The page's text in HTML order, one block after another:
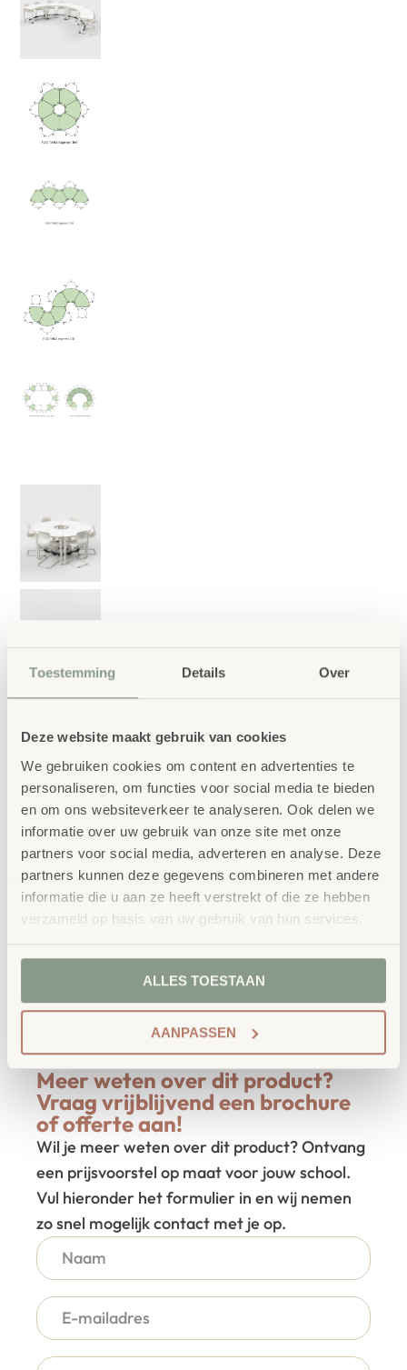
Toestemming Details Over
Deze website maakt gebruik van cookies
We gebruiken cookies om content en advertenties te
personaliseren, om functies voor social media te bieden
en om ons websiteverkeer te analyseren. Ook delen we
informatie over uw gebruik van onze site met onze
partners voor social media, adverteren en analyse. Deze
partners kunnen deze gegevens combineren met andere
informatie die u aan ze heeft verstrekt of die ze hebben
verzameld op basis van uw gebruik van hun services.
ALLES TOESTAAN
AANPASSEN
Flex Segment Tafel 360
NIEUW– OnzeFLEX Tabe SEGMENTperfect
voor individueel werken, teamwerk of
creatieve workshops!De vele
combinatiemogelijkheden openen nieuwe
manieren van samenwerken.
Meer weten over dit product?
Vraag vrijblijvend een brochure
of offerte aan!
Wil je meer weten over dit product? Ontvang
een prijsvoorstel op maat voor jouw school.
Vul hieronder het formulier in en wij nemen
zo snel mogelijk contact met je op.